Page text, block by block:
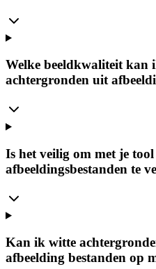
Welke beeldkwaliteit kan
achtergronden uit
Is het veilig om met je
afbeeldingsbestanden te
Kan ik witte
afbeelding bestanden op